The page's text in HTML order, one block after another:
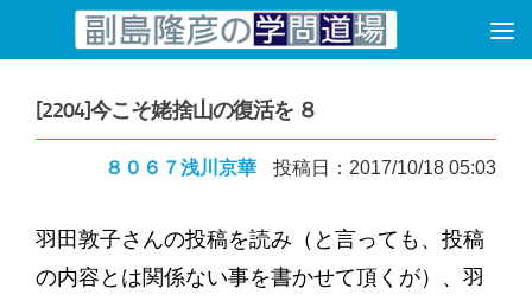
コンテンツへスキップ
[2204]今こそ姥捨山の復活を ８
８０６７浅川京華 投稿日：2017/10/18 05:03
羽田敦子さんの投稿を読み（と言っても、投稿
の内容とは関係ない事を書かせて頂くが）、羽